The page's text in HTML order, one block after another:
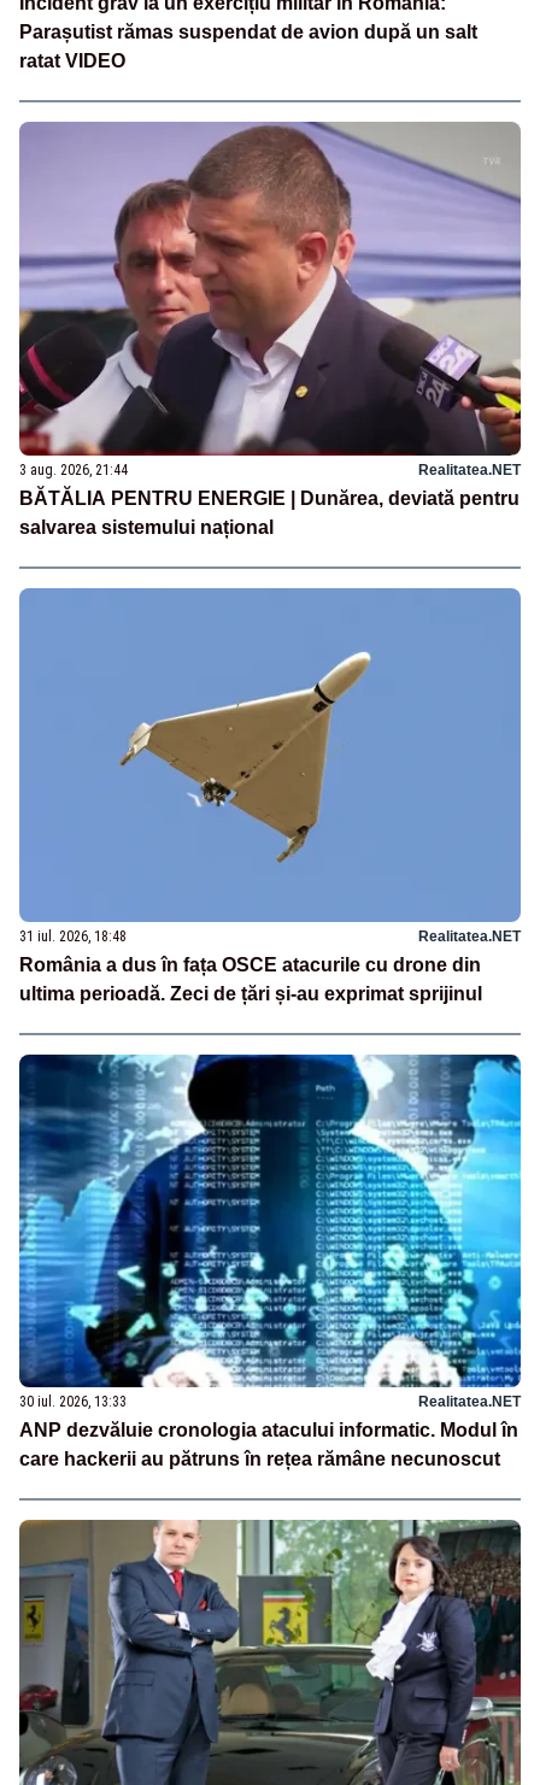
Parașutist rămas suspendat de avion după un salt
ratat VIDEO
3 aug. 2026, 21:44 Realitatea.NET
BĂTĂLIA PENTRU ENERGIE | Dunărea, deviată pentru
salvarea sistemului național
31 iul. 2026, 18:48 Realitatea.NET
România a dus în fața OSCE atacurile cu drone din
ultima perioadă. Zeci de țări și-au exprimat sprijinul
30 iul. 2026, 13:33 Realitatea.NET
ANP dezvăluie cronologia atacului informatic. Modul în
care hackerii au pătruns în rețea rămâne necunoscut